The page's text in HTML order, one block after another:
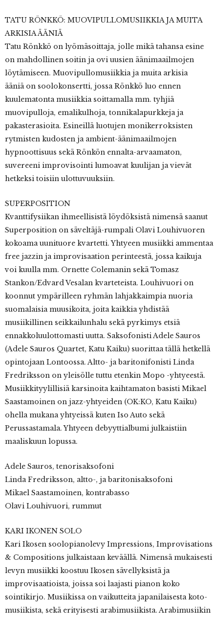
TATU RÖNKKÖ: MUOVIPULLOMUSIIKKIA JA MUITA
ARKISIA ÄÄNIÄ
Tatu Rönkkö on lyömäsoittaja, jolle mikä tahansa esine
on mahdollinen soitin ja ovi uusien äänimaailmojen
löytämiseen. Muovipullomusiikkia ja muita arkisia
ääniä on soolokonsertti, jossa Rönkkö luo ennen
kuulematonta musiikkia soittamalla mm. tyhjiä
muovipulloja, emalikulhoja, tonnikalapurkkeja ja
pakasterasioita. Esineillä luotujen monikerroksisten
rytmisten kudosten ja ambient-äänimaailmojen
hypnoottisuus sekä Rönkön ennalta-arvaamaton,
suvereeni improvisointi lumoavat kuulijan ja vievät
hetkeksi toisiin ulottuvuuksiin.
SUPERPOSITION
Kvanttifysiikan ihmeellisistä löydöksistä nimensä saanut
Superposition on säveltäjä-rumpali Olavi Louhivuoren
kokoama uunituore kvartetti. Yhtyeen musiikki ammentaa
free jazzin ja improvisaation perinteestä, jossa kaikuja
voi kuulla mm. Ornette Colemanin sekä Tomasz
Stankon/Edvard Vesalan kvarteteista. Louhivuori on
koonnut ympärilleen ryhmän lahjakkaimpia nuoria
suomalaisia muusikoita, joita kaikkia yhdistää
musiikillinen seikkailunhalu sekä pyrkimys etsiä
ennakkoluulottomasti uutta. Saksofonisti Adele Sauros
(Adele Sauros Quartet, Katu Kaiku) suorittaa tällä hetkellä
opintojaan Lontoossa. Altto- ja baritonifonisti Linda
Fredriksson on yleisölle tuttu etenkin Mopo -yhtyeestä.
Musiikkityylillisiä karsinoita kaihtamaton basisti Mikael
Saastamoinen on jazz-yhtyeiden (OK:KO, Katu Kaiku)
ohella mukana yhtyeissä kuten Iso Auto sekä
Perussastamala. Yhtyeen debyyttialbumi julkaistiin
maaliskuun lopussa.
Adele Sauros, tenorisaksofoni
Linda Fredriksson, altto-, ja baritonisaksofoni
Mikael Saastamoinen, kontrabasso
Olavi Louhivuori, rummut
KARI IKONEN SOLO
Kari Ikosen soolopianolevy Impressions, Improvisations
& Compositions julkaistaan keväällä. Nimensä mukaisesti
levyn musiikki koostuu Ikosen sävellyksistä ja
improvisaatioista, joissa soi laajasti pianon koko
sointikirjo. Musiikissa on vaikutteita japanilaisesta koto-
musiikista, sekä erityisesti arabimusiikista. Arabimusiikin